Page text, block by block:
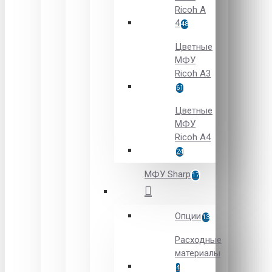
Ricoh A
448
Цветные
МФУ
Ricoh A3
61
Цветные
МФУ
Ricoh A4
24
МФУ Sharp 17
Опции 13
Расходные
материалы
4